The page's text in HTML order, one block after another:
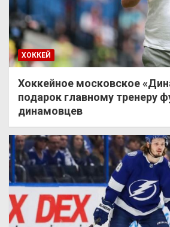
ХОККЕЙ
Хоккейное московское
подарок главному тренеру
динамовцев